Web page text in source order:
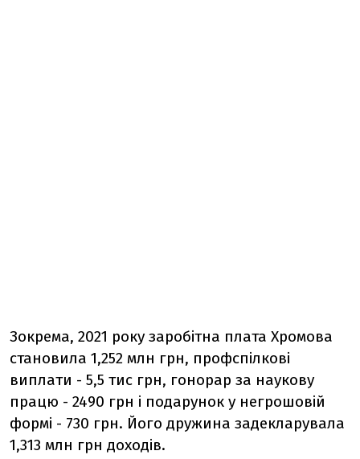
Зокрема, 2021 року заробітна плата Хромова
становила 1,252 млн грн, профспілкові
виплати - 5,5 тис грн, гонорар за наукову
працю - 2490 грн і подарунок у негрошовій
формі - 730 грн. Його дружина задекларувала
1,313 млн грн доходів.